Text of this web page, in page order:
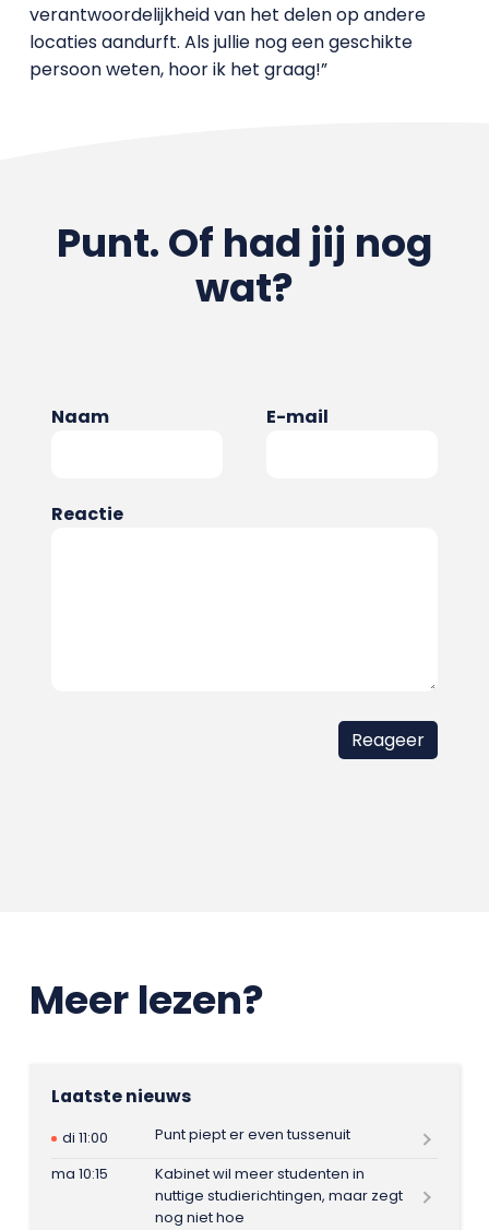
verantwoordelijkheid van het delen op andere
locaties aandurft. Als jullie nog een geschikte
persoon weten, hoor ik het graag!”
Punt. Of had jij nog
wat?
Naam E-mail
Reactie
Meer lezen?
Laatste nieuws
di 11:00
Punt piept er even tussenuit
ma 10:15
Kabinet wil meer studenten in
nuttige studierichtingen, maar zegt
nog niet hoe